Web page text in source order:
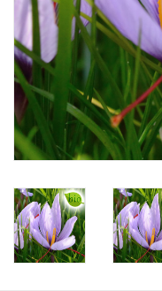
Overige producten
Advies
Onze tuinen!
Sterke Bollen Dagen
Nieuws